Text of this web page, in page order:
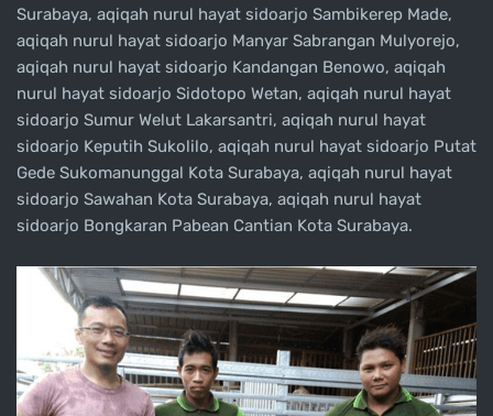
Surabaya, aqiqah nurul hayat sidoarjo Sambikerep Made,
aqiqah nurul hayat sidoarjo Manyar Sabrangan Mulyorejo,
aqiqah nurul hayat sidoarjo Kandangan Benowo, aqiqah
nurul hayat sidoarjo Sidotopo Wetan, aqiqah nurul hayat
sidoarjo Sumur Welut Lakarsantri, aqiqah nurul hayat
sidoarjo Keputih Sukolilo, aqiqah nurul hayat sidoarjo Putat
Gede Sukomanunggal Kota Surabaya, aqiqah nurul hayat
sidoarjo Sawahan Kota Surabaya, aqiqah nurul hayat
sidoarjo Bongkaran Pabean Cantian Kota Surabaya.